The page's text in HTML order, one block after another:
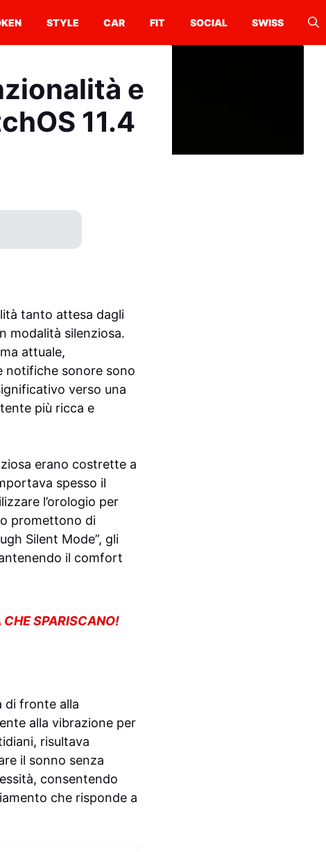
STYLE CAR FIT SOCIAL SWISS
e
11.4
tanto attesa dagli
modalità silenziosa.
attuale,
notifiche sonore sono
verso una
più ricca e
erano costrette a
spesso il
l’orologio per
promettono di
Silent Mode”, gli
il comfort
CHE SPARISCANO!
di fronte alla
alla vibrazione per
risultava
il sonno senza
consentendo
che risponde a